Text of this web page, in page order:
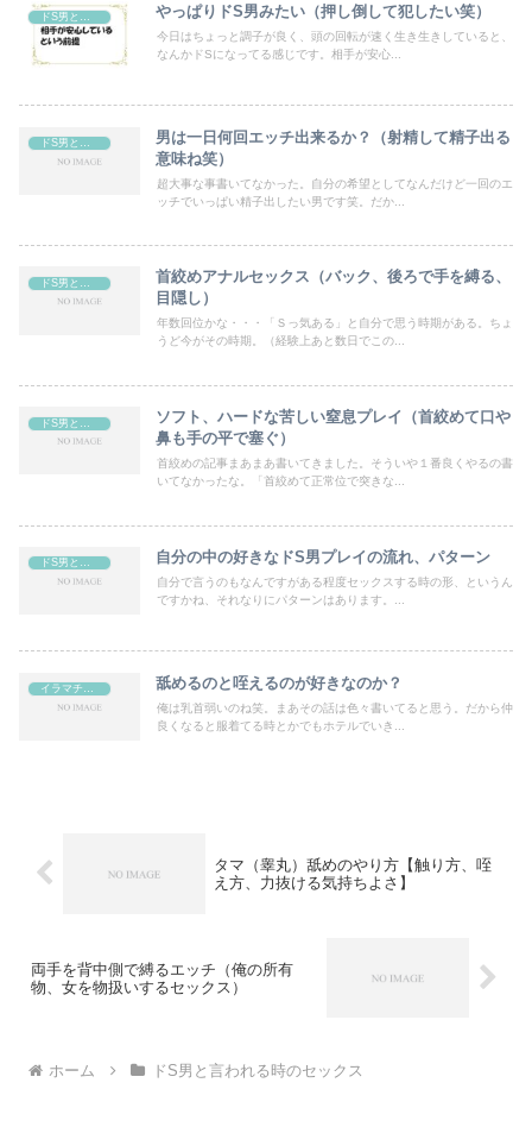
ドS男と言われる時のセックス やっぱりドS男みたい（押し倒して犯したい笑）
今日はちょっと調子が良く、頭の回転が速く生き生きしていると、
なんかドSになってる感じです。相手が安心...
男は一日何回エッチ出来るか？（射精して精子出る
意味ね笑）
超大事な事書いてなかった。自分の希望としてなんだけど一回のエ
ッチでいっぱい精子出したい男です笑。だか...
首絞めアナルセックス（バック、後ろで手を縛る、
目隠し）
年数回位かな・・・「Ｓっ気ある」と自分で思う時期がある。ちょ
うど今がその時期。（経験上あと数日でこの...
ソフト、ハードな苦しい窒息プレイ（首絞めて口や
鼻も手の平で塞ぐ）
首絞めの記事まあまあ書いてきました。そういや１番良くやるの書
いてなかったな。「首絞めて正常位で突きな...
ドS男と言われる時のセックス 自分の中の好きなドS男プレイの流れ、パターン
自分で言うのもなんですがある程度セックスする時の形、というん
ですかね、それなりにパターンはあります。...
イラマチオ、フェラチオ（喉奥に入れる） 舐めるのと咥えるのが好きなのか？
俺は乳首弱いのね笑。まあその話は色々書いてると思う。だから仲
良くなると服着てる時とかでもホテルでいき...
タマ（睾丸）舐めのやり方【触り方、咥
え方、力抜ける気持ちよさ】
両手を背中側で縛るエッチ（俺の所有
物、女を物扱いするセックス）
ホーム ドS男と言われる時のセックス